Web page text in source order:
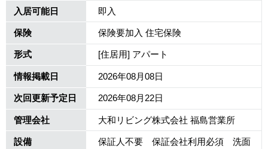
入居可能日 即入
保険 保険要加入 住宅保険
形式 [住居用] アパート
情報掲載日 2026年08月08日
管理会社 大和リビング株式会社 福島営業所
次回更新予定日 2026年08月22日
設備
保証人不要 保証会社利用必須 洗面